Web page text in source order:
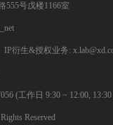
555号戊楼1166室
IP衍生&授权业务:
(工作日 9:30 ~ 12:00, 13:30
Reserved